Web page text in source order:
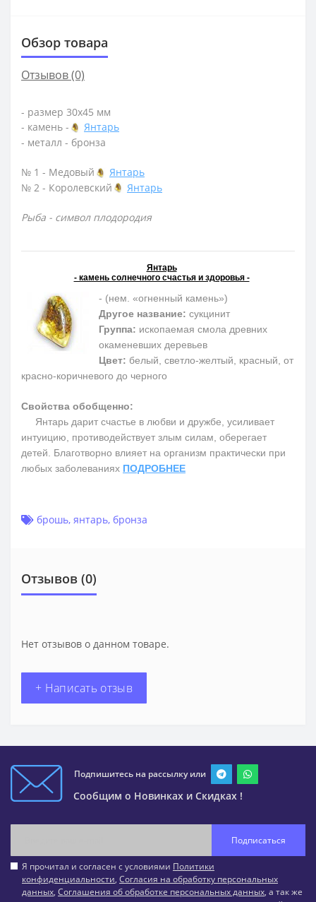
Обзор товара
Отзывов (0)
- размер 30х45 мм
- камень -
Янтарь
- металл - бронза
№ 1 - Медовый
Янтарь
№ 2 - Королевский
Янтарь
Рыба - символ плодородия
Янтарь
- камень солнечного счастья и здоровья -
- (нем. «огненный камень»)
Другое название: сукцинит
Группа: ископаемая смола древних
окаменевших деревьев
Цвет: белый, светло-желтый, красный, от
красно-коричневого до черного
Свойства обобщенно:
Янтарь дарит счастье в любви и дружбе, усиливает
интуицию, противодействует злым силам, оберегает
детей. Благотворно влияет на организм практически при
любых заболеваниях ПОДРОБНЕЕ
брошь, янтарь, бронза
Отзывов (0)
Нет отзывов о данном товаре.
+ Написать отзыв
Подпишитесь на рассылку или
Сообщим о Новинках и Скидках !
Подписаться
Я прочитал и согласен с условиями Политики
конфиденциальности, Согласия на обработку персональных
данных, Соглашения об обработке персональных данных, а так же